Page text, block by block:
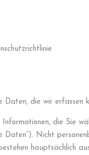
die wir erfassen
die Sie
Daten“). Nicht
hauptsächlich